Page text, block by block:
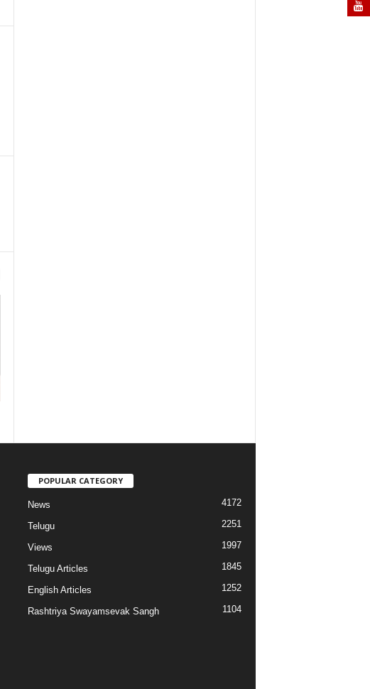
POPULAR CATEGORY
News 4172
Telugu 2251
Views 1997
Telugu Articles 1845
English Articles 1252
Rashtriya Swayamsevak Sangh 1104